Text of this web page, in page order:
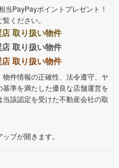
当PayPayポイントプレゼント！
覧ください。
取り扱い物件
取り扱い物件
取り扱い物件
件情報の正確性、法令遵守、ヤ
準を満たした優良な店舗運営を
該認定を受けた不動産会社の取
プが開きます。